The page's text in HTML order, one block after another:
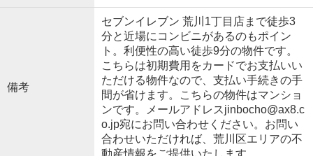
備考
セブンイレブン 荒川1丁目店まで徒歩3
分と近場にコンビニがあるのもポイン
ト。利便性の高い徒歩9分の物件です。
こちらは初期費用をカードでお支払いい
ただける物件なので、支払い手続きの手
間が省けます。こちらの物件はマンショ
ンです。メールアドレスjinbocho@ax8.c
o.jp宛にお問い合わせください。お問い
合わせいただければ、荒川区エリアの不
動産情報をご提供いたします。